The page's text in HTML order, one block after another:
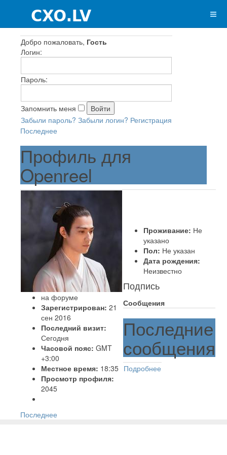
Добро пожаловать, Гость
Логин:
Пароль:
Запомнить меня
Забыли пароль? Забыли логин? Регистрация
Последнее
Профиль для
Openreel
на форуме
Зарегистрирован: 21
сен 2016
Последний визит:
Сегодня
Часовой пояс: GMT
+3:00
Местное время: 18:35
Просмотр профиля:
2045
Проживание: Не
указано
Пол: Не указан
Дата рождения:
Неизвестно
Подпись
Сообщения
Последние
сообщения
Подробнее
Последнее